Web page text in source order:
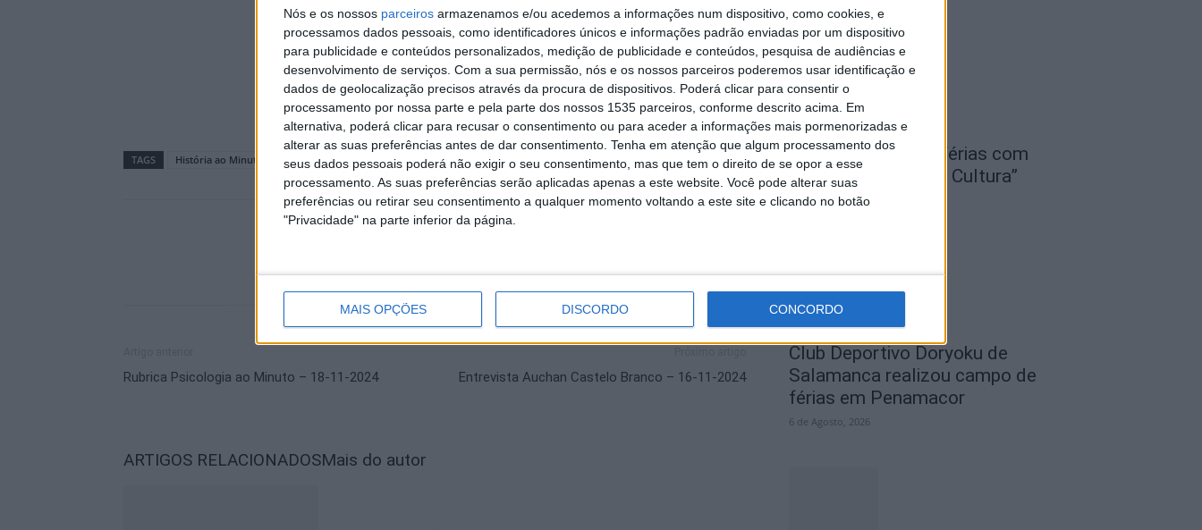
Nós e os nossos parceiros armazenamos e/ou acedemos a informações num dispositivo, como cookies, e
processamos dados pessoais, como identificadores únicos e informações padrão enviadas por um dispositivo
para publicidade e conteúdos personalizados, medição de publicidade e conteúdos, pesquisa de audiências e
desenvolvimento de serviços. Com a sua permissão, nós e os nossos parceiros poderemos usar identificação e
dados de geolocalização precisos através da procura de dispositivos. Poderá clicar para consentir o
processamento por nossa parte e pela parte dos nossos 1535 parceiros, conforme descrito acima. Em
alternativa, poderá clicar para recusar o consentimento ou para aceder a informações mais pormenorizadas e
alterar as suas preferências antes de dar consentimento. Tenha em atenção que algum processamento dos
seus dados pessoais poderá não exigir o seu consentimento, mas que tem o direito de se opor a esse
processamento. As suas preferências serão aplicadas apenas a este website. Você pode alterar suas
preferências ou retirar seu consentimento a qualquer momento voltando a este site e clicando no botão
"Privacidade" na parte inferior da página.
MAIS OPÇÕES DISCORDO CONCORDO
TAGS História ao Minuto
Rubrica Psicologia ao Minuto – 18-11-2024 Entrevista Auchan Castelo Branco – 16-11-2024
ARTIGOS RELACIONADOSMais do autor
Ateliers “Grandes Férias com
Ciência, Desporto e Cultura”
animaram mês de...
Club Deportivo Doryoku de
Salamanca realizou campo de
férias em Penamacor
6 de Agosto, 2026